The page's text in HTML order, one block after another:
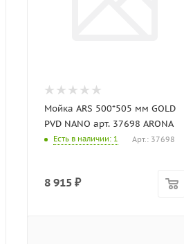
Мойка ARS 500*505 мм GOLD
PVD NANO арт. 37698 ARONA
Есть в наличии: 1 Арт.: 37698
8 915 ₽